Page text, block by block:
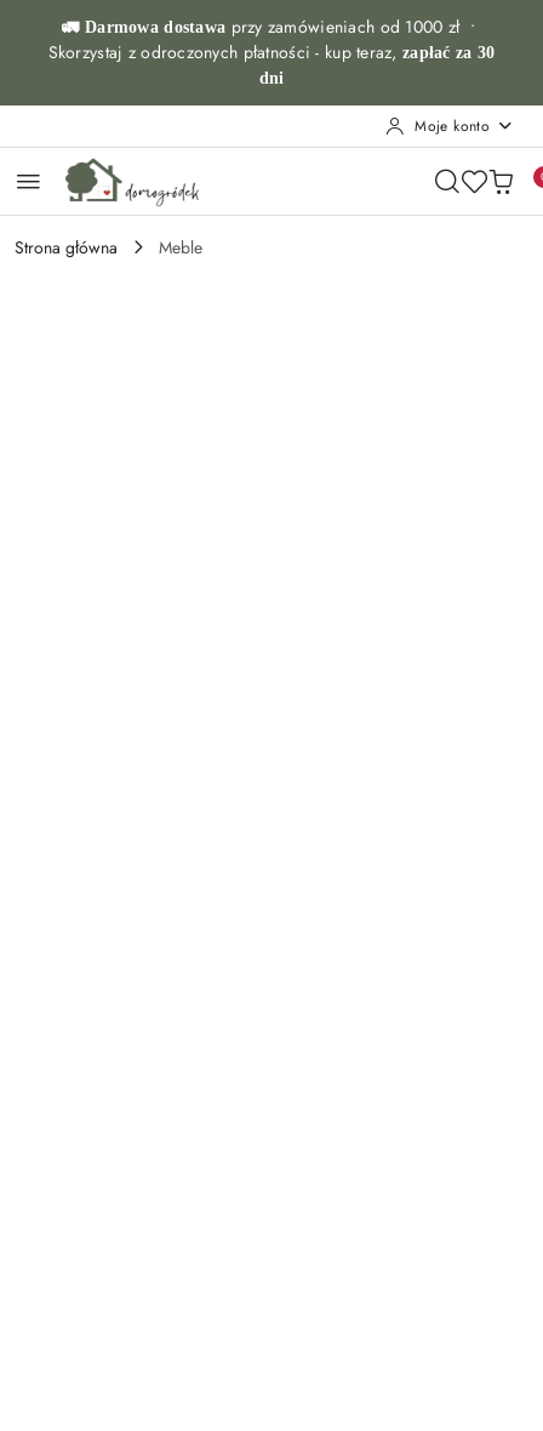
Przejdź do treści głównej
Przejdź do wyszukiwarki
Przejdź do moje konto
Przejdź do menu głównego
Przejdź do opisu produktu
Przejdź do stopki
🚛 Darmowa dostawa przy zamówieniach od 1000 zł •
Skorzystaj z odroczonych płatności - kup teraz, zapłać za 30
dni
Moje konto
Strona główna Meble